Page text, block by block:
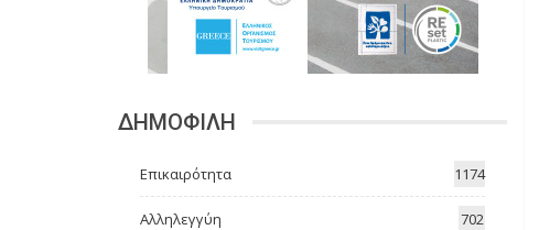
ΔΗΜΟΦΙΛΗ
Επικαιρότητα 1174
Αλληλεγγύη 702